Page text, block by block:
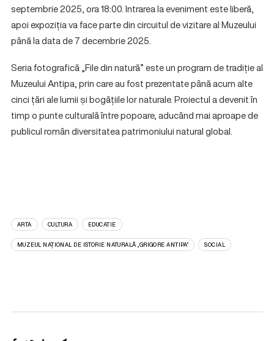
septembrie 2025, ora 18:00. Intrarea la eveniment este liberă,
apoi expoziția va face parte din circuitul de vizitare al Muzeului
până la data de 7 decembrie 2025.
Seria fotografică „File din natură” este un program de tradiție al
Muzeului Antipa, prin care au fost prezentate până acum alte
cinci țări ale lumii și bogățiile lor naturale. Proiectul a devenit în
timp o punte culturală între popoare, aducând mai aproape de
publicul român diversitatea patrimoniului natural global.
ARTA CULTURA EDUCATIE
MUZEUL NAȚIONAL DE ISTORIE NATURALĂ „GRIGORE ANTIPA” SOCIAL